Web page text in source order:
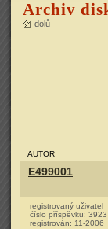
Archiv
dolů
AUTOR
E499001
registrovaný uživatel
číslo příspěvku: 3923
registrován: 11-2006